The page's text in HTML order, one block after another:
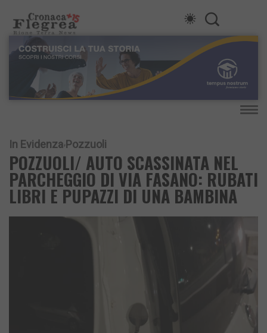
In Evidenza Pozzuoli
POZZUOLI/ AUTO SCASSINATA NEL
PARCHEGGIO DI VIA FASANO: RUBATI
LIBRI E PUPAZZI DI UNA BAMBINA